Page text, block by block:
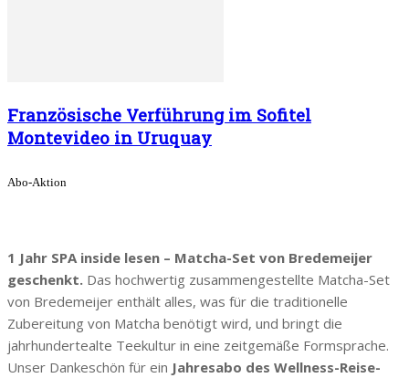
Französische Verführung im Sofitel
Montevideo in Uruquay
Abo-Aktion
1 Jahr SPA inside lesen – Matcha-Set von Bredemeijer
geschenkt. Das hochwertig zusammengestellte Matcha-Set
von Bredemeijer enthält alles, was für die traditionelle
Zubereitung von Matcha benötigt wird, und bringt die
jahrhundertealte Teekultur in eine zeitgemäße Formsprache.
Unser Dankeschön für ein Jahresabo des Wellness-Reise-